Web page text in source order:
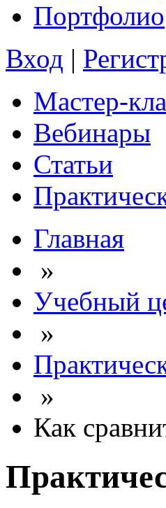
Портфолио
Вход |
Мастер-
Вебинары
Статьи
Главная
»
Учебный
»
»
Как